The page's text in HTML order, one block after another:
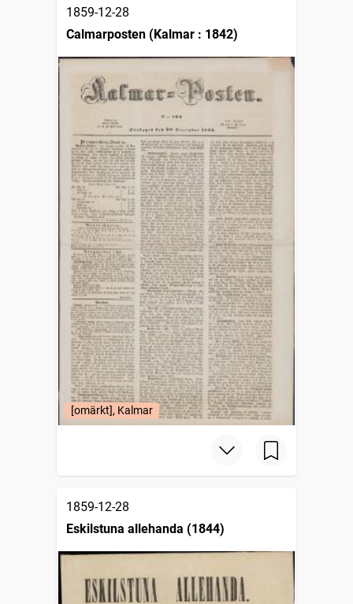
1859-12-28
Calmarposten (Kalmar : 1842)
[omärkt], Kalmar
1859-12-28
Eskilstuna allehanda (1844)